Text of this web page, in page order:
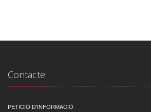
Contacte
PETICIÓ D'INFORMACIÓ